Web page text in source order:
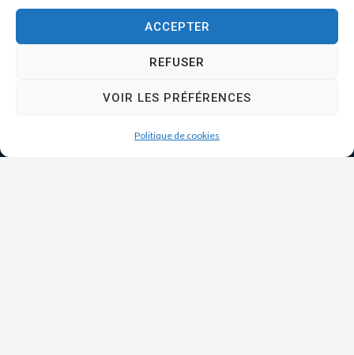
ACCEPTER
REFUSER
VOIR LES PRÉFÉRENCES
Politique de cookies